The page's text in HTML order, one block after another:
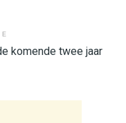
komende twee jaar